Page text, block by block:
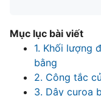
Mục lục bài viết
1. Khối lượng
bằng
2. Công tắc
3. Dây curoa